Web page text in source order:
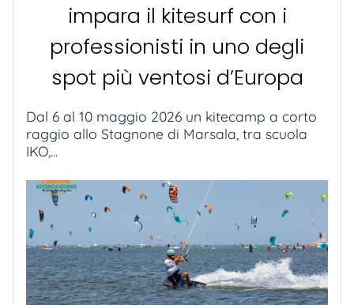
impara il kitesurf con i
professionisti in uno degli
spot più ventosi d’Europa
Dal 6 al 10 maggio 2026 un kitecamp a corto
raggio allo Stagnone di Marsala, tra scuola
IKO,...